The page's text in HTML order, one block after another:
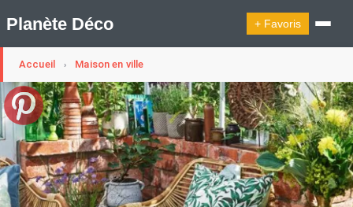
Planète Déco + Favoris
🛍︎ Shop Planète Déco ℹ︎ À propos
Appartement Design Cabanes
Decoration Noël
Design Suédois En Quelques Photos
Idées Déco En 10 Photos
La Semaine Décoration Et Design
Accueil › Maison en ville